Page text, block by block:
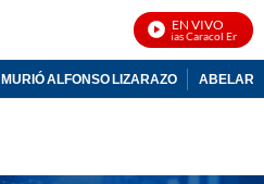
EN VIVO
Noticias Caracol En Vivo
MURIÓ ALFONSO LIZARAZO